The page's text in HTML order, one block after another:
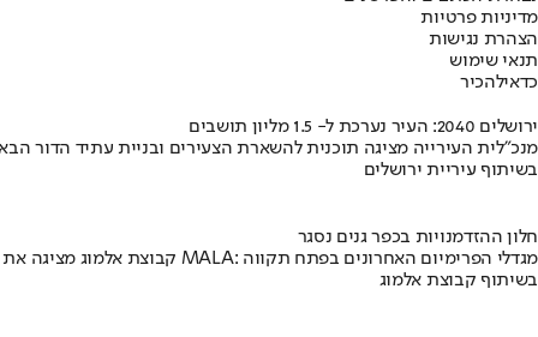
מדיניות פרטיות
הצהרת נגישות
תנאי שימוש
כדאילהכיר
ירושלים 2040: העיר נערכת ל- 1.5 מליון תושבים
מנכ"לית העירייה מציגה תוכנית להשארת הצעירים ובניית עתיד הדור
בשיתוף עיריית ירושלים
חלון ההזדמנויות בכפר גנים נסגר
קבוצת אלמוג מציגה את פרויקט MALA: מגדלי הפרימיום האחרונים בפתח תקווה
בשיתוף קבוצת אלמוג